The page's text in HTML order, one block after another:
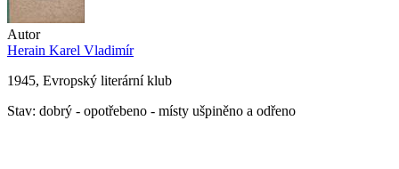
Autor
Herain Karel Vladimír
1945, Evropský literární klub
Stav: dobrý - opotřebeno - místy ušpiněno a odřeno